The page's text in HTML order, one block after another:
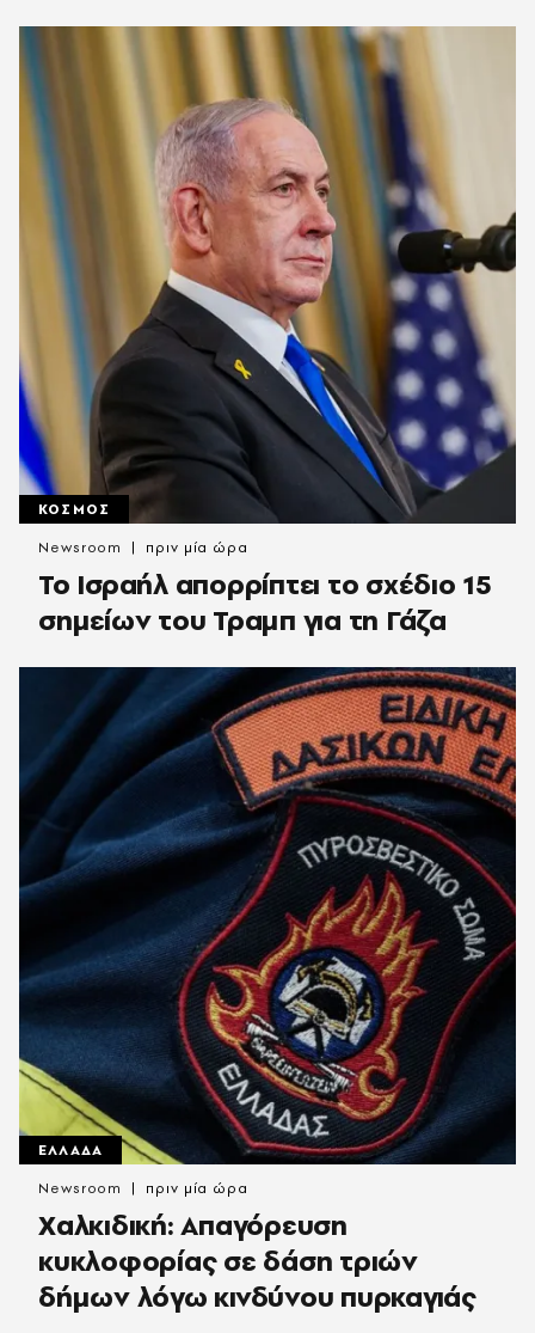
ΚΟΣΜΟΣ
Το Ισραήλ απορρίπτει το σχέδιο 15
σημείων του Τραμπ για τη Γάζα
Newsroom πριν μία ώρα
ΕΛΛΑΔΑ
Χαλκιδική: Απαγόρευση
κυκλοφορίας σε δάση τριών
δήμων λόγω κινδύνου πυρκαγιάς
Newsroom πριν μία ώρα